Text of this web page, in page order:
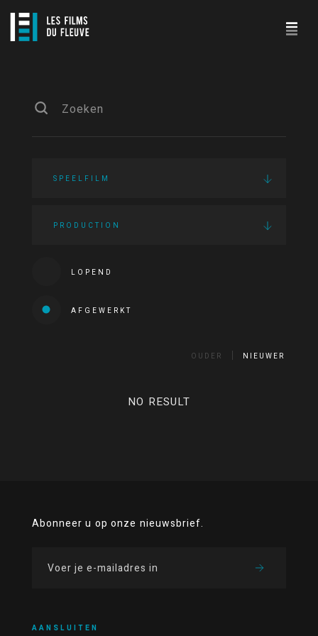
SPEELFILM
PRODUCTION
LOPEND
AFGEWERKT
OUDER NIEUWER
NO RESULT
Abonneer u op onze nieuwsbrief.
AANSLUITEN